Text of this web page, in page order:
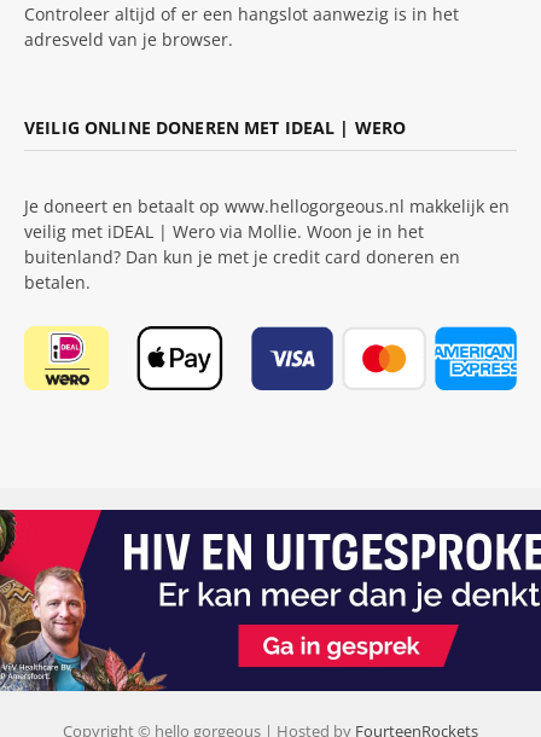
Controleer altijd of er een hangslot aanwezig is in het
adresveld van je browser.
VEILIG ONLINE DONEREN MET IDEAL | WERO
Je doneert en betaalt op www.hellogorgeous.nl makkelijk en
veilig met iDEAL | Wero via Mollie. Woon je in het
buitenland? Dan kun je met je credit card doneren en
betalen.
Copyright © hello gorgeous | Hosted by FourteenRockets